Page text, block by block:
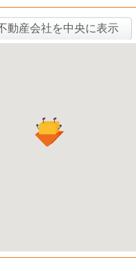
動産会社を中央に表示